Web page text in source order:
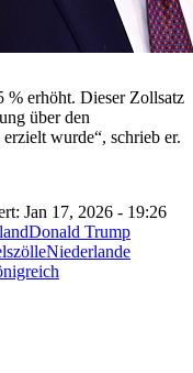
% erhöht. Dieser Zollsatz
über den
wurde“, schrieb er.
Jan 17, 2026 - 19:26
Donald Trump
Niederlande